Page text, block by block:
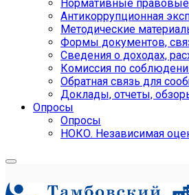
Нормативные
Антикоррупционная
Методические
Формы документов,
Сведения о доходах,
Комиссия по
Обратная связь для
Доклады, отчеты,
Опросы
Опросы
НОКО. Независимая